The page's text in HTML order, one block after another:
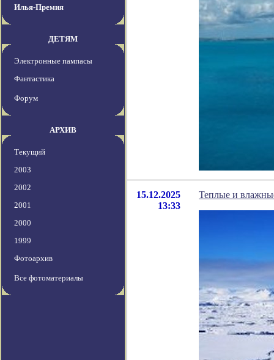
Илья-Премия
ДЕТЯМ
Электронные пампасы
Фантастика
Форум
АРХИВ
Текущий
2003
2002
2001
2000
1999
Фотоархив
Все фотоматериалы
15.12.2025
13:33
Теплые и